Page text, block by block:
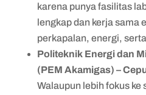
karena punya fasilitas
lengkap dan kerja sama
perkapalan, energi,
Politeknik Energi dan
(PEM Akamigas) –
Walaupun lebih fokus ke